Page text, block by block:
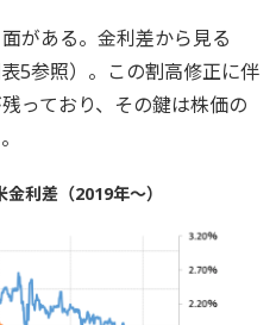
がある。金利差から見る
5参照）。この割高修正に伴
っており、その鍵は株価の
金利差（2019年～）